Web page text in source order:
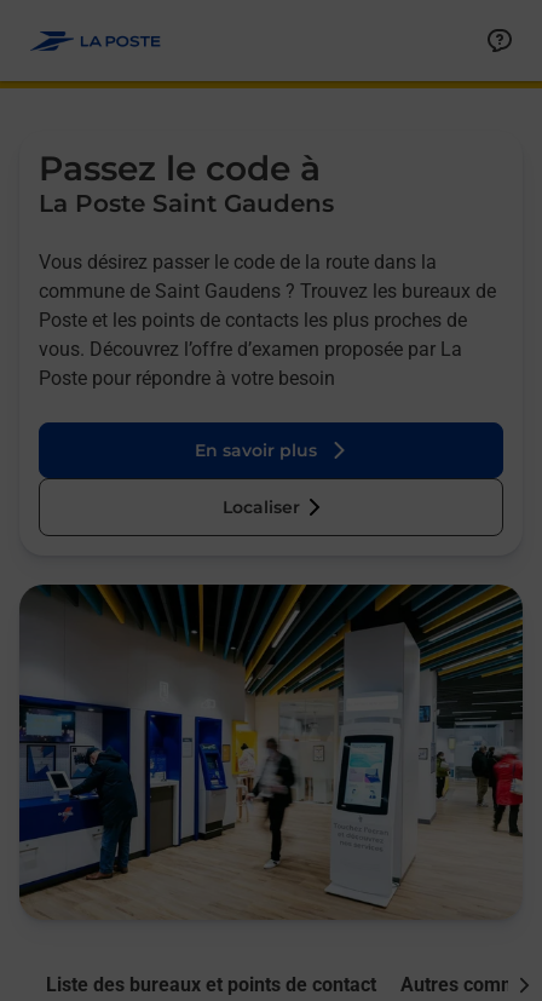
Passez le code à
La Poste Saint Gaudens
Vous désirez passer le code de la route dans la
commune de Saint Gaudens ? Trouvez les bureaux de
Poste et les points de contacts les plus proches de
vous. Découvrez l’offre d’examen proposée par La
Poste pour répondre à votre besoin
En savoir plus
Localiser
Liste des bureaux et points de contact Autres